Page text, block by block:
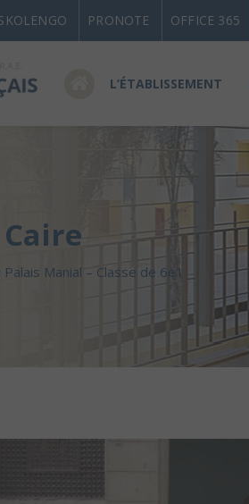
PRONOTE OFFICE 365
L’ÉTABLISSEMENT
Manial – Classe de 6e1